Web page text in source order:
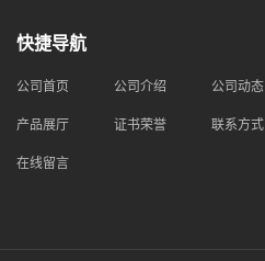
快捷导航
公司首页 公司介绍 公司动态
产品展厅 证书荣誉 联系方式
在线留言